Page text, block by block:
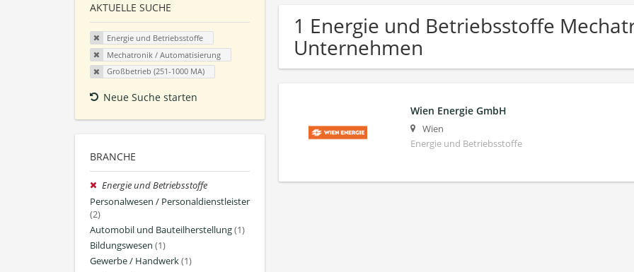
AKTUELLE SUCHE
Energie und Betriebsstoffe
Mechatronik / Automatisierung
Großbetrieb (251-1000 MA)
Neue Suche starten
BRANCHE
Energie und Betriebsstoffe
Personalwesen / Personaldienstleister
(2)
Automobil und Bauteilherstellung(1)
Bildungswesen (1)
Gewerbe / Handwerk(1)
1 Energie und Betriebsstoffe
Unternehmen
Wien Energie GmbH
Wien
Energie und Betriebsstoffe